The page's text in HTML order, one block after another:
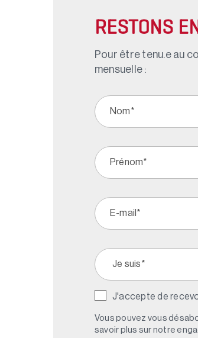
RESTONS
Pour être tenu.e au
mensuelle :
J'accepte de
Vous pouvez vous
savoir plus sur notre